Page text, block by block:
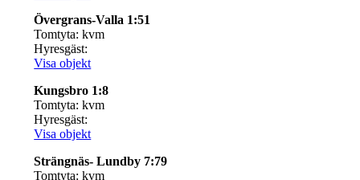
Övergrans-Valla 1:51
Tomtyta: kvm
Hyresgäst:
Visa objekt
Kungsbro 1:8
Tomtyta: kvm
Hyresgäst:
Visa objekt
Strängnäs- Lundby 7:79
Tomtyta: kvm